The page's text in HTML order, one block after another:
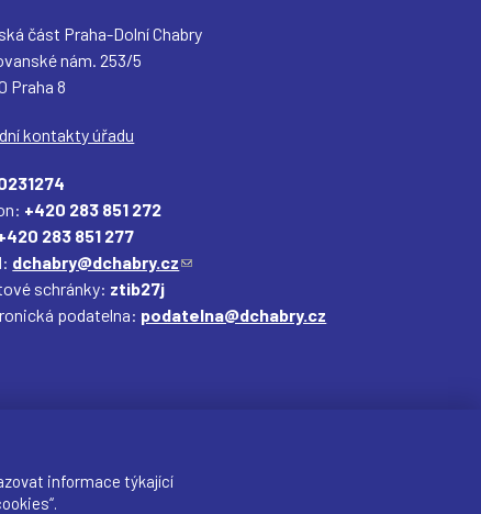
část Praha-Dolní Chabry
nám. 253/5
Praha 8
kontakty úřadu
+420 283 851 272
283 851 277
dchabry@dchabry.cz(
d
schránky: ztib27j
podatelna: podatelna@dchabry.cz
informace týkající